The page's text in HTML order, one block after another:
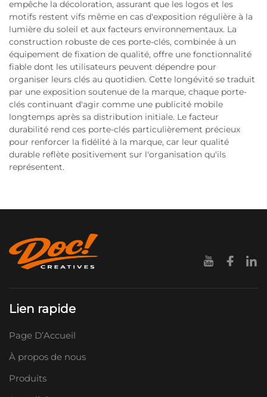
empêche la décoloration, assurant que les logos et les
motifs restent vifs même en cas d'exposition régulière à la
lumière du soleil et aux facteurs environnementaux. La
construction robuste de ces porte-clés, combinée à un
équipement de fixation de qualité, offre une fonctionnalité
fiable dont les utilisateurs peuvent dépendre pour
organiser leurs clés au quotidien. Cette longévité se traduit
par une exposition soutenue de la marque, chaque porte-
clés continuant d'agir comme une publicité mobile
longtemps après sa distribution initiale. Le facteur
durabilité rend ces porte-clés particulièrement précieux
pour renforcer la fidélité à la marque, car leur qualité
durable reflète positivement sur l'organisation qu'ils
représentent.
Lien rapide
Page D’Accueil
À propos de nous
Produits